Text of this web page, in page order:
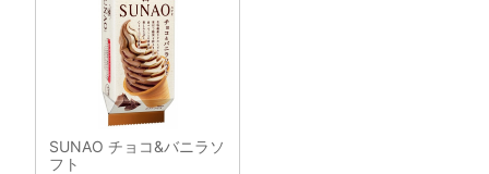
SUNAO チョコ&バニラソ
フト